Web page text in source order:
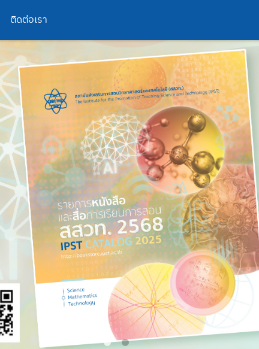
ติดต่อเรา